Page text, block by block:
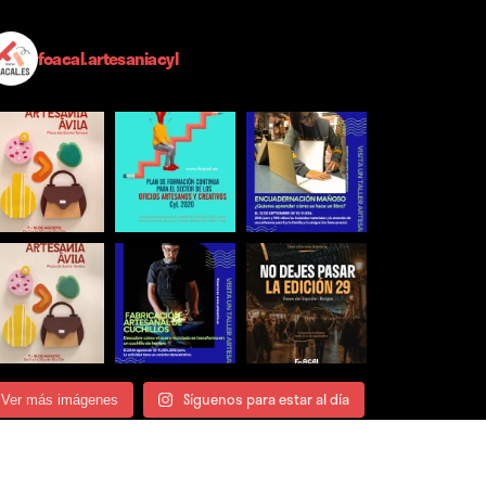
foacal.artesaniacyl
Ver más imágenes Síguenos para estar al día